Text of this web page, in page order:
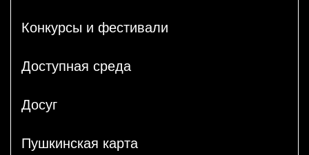
Конкурсы и фестивали
Доступная среда
Досуг
Пушкинская карта